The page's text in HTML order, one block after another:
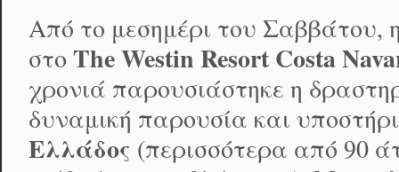
Από το μεσημέρι του Σαββάτου,
στο TheWestinResortCosta
χρονιά παρουσιάστηκε η
δυναμική παρουσία και
Ελλάδος (περισσότερα από 90